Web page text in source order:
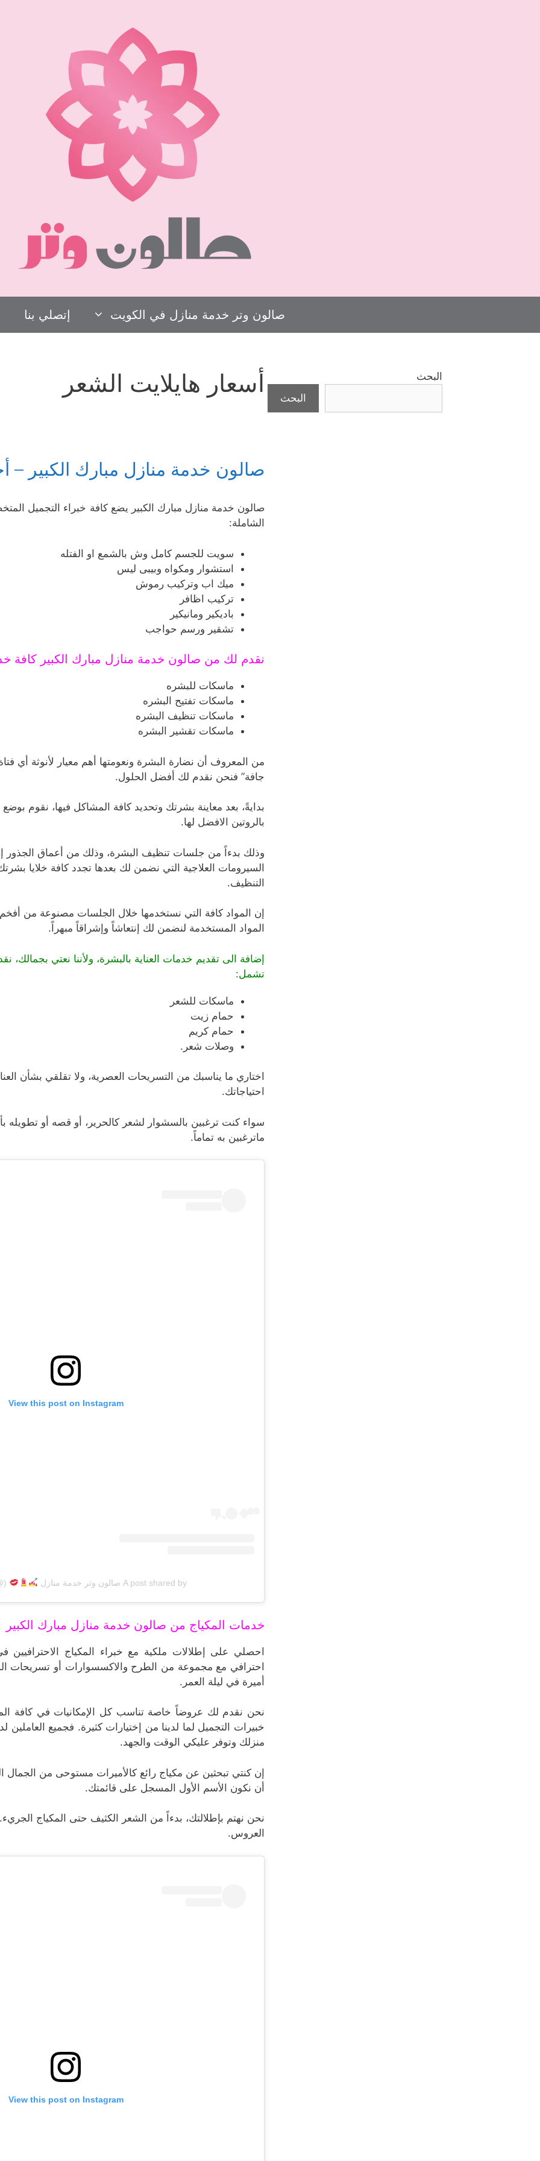
صالون وتر خدمة منازل في الكويت إتصلي بنا
أسعار هايلايت الشعر
صالون خدمة منازل مبارك الكبير –
صالون خدمة منازل مبارك الكبير يضع كافة خبراء التجميل
الشاملة:
سويت للجسم كامل وش بالشمع او الفتله
استشوار ومكواه وبيبى ليس
ميك اب وتركيب رموش
تركيب اظافر
باديكير ومانيكير
تشقير ورسم حواجب
نقدم لك من صالون خدمة منازل مبارك الكبير كافة
ماسكات للبشره
ماسكات تفتيح البشره
ماسكات تنظيف البشره
ماسكات تقشير البشره
من المعروف أن نضارة البشرة ونعومتها أهم معيار لأنوثة أي
جافة” فنحن نقدم لك أفضل الحلول.
بدايةً، بعد معاينة بشرتك وتحديد كافة المشاكل فيها، نقوم
بالروتين الافضل لها.
وذلك بدءاً من جلسات تنظيف البشرة، وذلك من أعماق الجذور
السيرومات العلاجية التي نضمن لك بعدها تجدد كافة خلايا
التنظيف.
إن المواد كافة التي نستخدمها خلال الجلسات مصنوعة من أفخم
المواد المستخدمة لنضمن لك إنتعاشاً وإشراقاً مبهراً.
إضافة الى تقديم خدمات العناية بالبشرة، ولأننا نعتي بجمالك،
تشمل:
ماسكات للشعر
حمام زيت
حمام كريم
وصلات شعر.
اختاري ما يناسبك من التسريحات العصرية، ولا تقلقي بشأن
احتياجاتك.
سواء كنت ترغبين بالسشوار لشعر كالحرير، أو قصه أو تطويله
ماترغبين به تماماً.
View this post on Instagram
A post shared by صالون وتر خدمة منازل
خدمات المكياج من صالون خدمة منازل مبارك الكبير
احصلي على إطلالات ملكية مع خبراء المكياج الاحترافيين
احترافي مع مجموعة من الطرح والاكسسوارات أو تسريحات
أميرة في ليلة العمر.
نحن نقدم لك عروضاً خاصة تناسب كل الإمكانيات في كافة
خبيرات التجميل لما لدينا من إختيارات كثيرة. فجميع
منزلك وتوفر عليكي الوقت والجهد.
إن كنتي تبحثين عن مكياج رائع كالأميرات مستوحى من
أن نكون الأسم الأول المسجل على قائمتك.
نحن نهتم بإطلالتك، بدءاً من الشعر الكثيف حتى المكياج
العروس.
View this post on Instagram
البحث
البحث